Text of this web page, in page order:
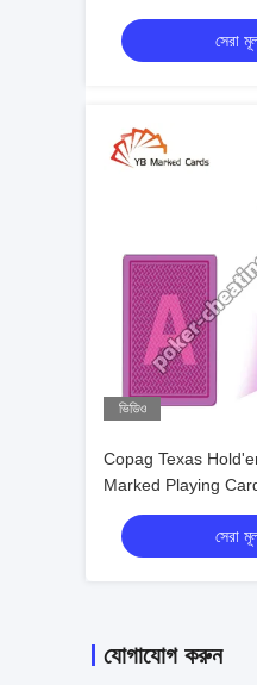
সেরা
ভিডিও
Copag Texas
Marked Playing
সেরা
যোগাযোগ করুন